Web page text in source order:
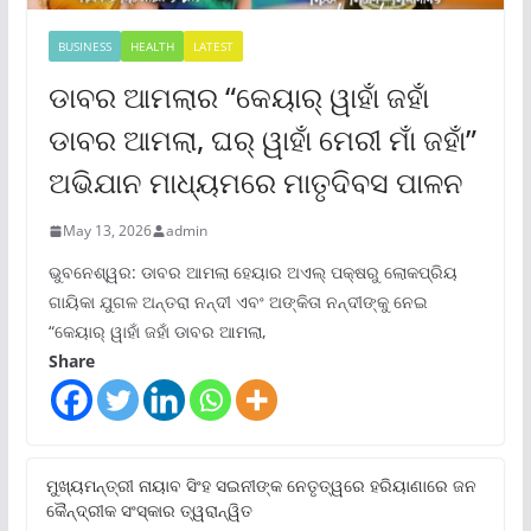
BUSINESS HEALTH LATEST
ଡାବର ଆମଲାର “କେୟାର୍ ୱାହାଁ ଜହାଁ
ଡାବର ଆମଲା, ଘର୍ ୱାହାଁ ମେରୀ ମାଁ ଜହାଁ”
ଅଭିଯାନ ମାଧ୍ୟମରେ ମାତୃଦିବସ ପାଳନ
May 13, 2026 admin
ଭୁବନେଶ୍ୱର: ଡାବର ଆମଲା ହେୟାର ଅଏଲ୍ ପକ୍ଷରୁ ଲୋକପ୍ରିୟ
ଗାୟିକା ଯୁଗଳ ଅନ୍ତରା ନନ୍ଦୀ ଏବଂ ଅଙ୍କିତା ନନ୍ଦୀଙ୍କୁ ନେଇ
“କେୟାର୍ ୱାହାଁ ଜହାଁ ଡାବର ଆମଲା,
Share
ମୁଖ୍ୟମନ୍ତ୍ରୀ ନାୟାବ ସିଂହ ସଇନୀଙ୍କ ନେତୃତ୍ୱରେ ହରିୟାଣାରେ ଜନ
କୈନ୍ଦ୍ରୀକ ସଂସ୍କାର ତ୍ୱରାନ୍ୱିତ